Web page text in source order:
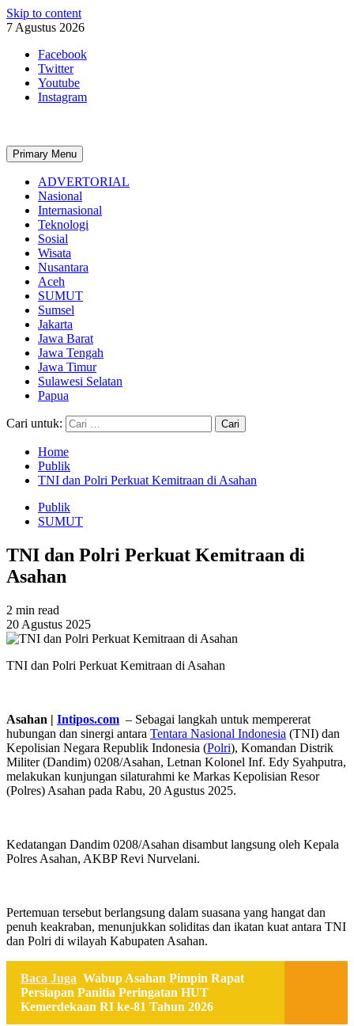
Skip to content
7 Agustus 2026
Facebook
Twitter
Youtube
Instagram
Primary Menu
ADVERTORIAL
Nasional
Internasional
Teknologi
Sosial
Wisata
Nusantara
Aceh
SUMUT
Sumsel
Jakarta
Jawa Barat
Jawa Tengah
Jawa Timur
Sulawesi Selatan
Papua
Cari untuk:
Home
Publik
TNI dan Polri Perkuat Kemitraan di Asahan
Publik
SUMUT
TNI dan Polri Perkuat Kemitraan di
Asahan
2 min read
20 Agustus 2025
TNI dan Polri Perkuat Kemitraan di Asahan
Asahan | Intipos.com – Sebagai langkah untuk mempererat
hubungan dan sinergi antara Tentara Nasional Indonesia (TNI) dan
Kepolisian Negara Republik Indonesia (Polri), Komandan Distrik
Militer (Dandim) 0208/Asahan, Letnan Kolonel Inf. Edy Syahputra,
melakukan kunjungan silaturahmi ke Markas Kepolisian Resor
(Polres) Asahan pada Rabu, 20 Agustus 2025.
Kedatangan Dandim 0208/Asahan disambut langsung oleh Kepala
Polres Asahan, AKBP Revi Nurvelani.
Pertemuan tersebut berlangsung dalam suasana yang hangat dan
penuh keakraban, menunjukkan soliditas dan ikatan kuat antara TNI
dan Polri di wilayah Kabupaten Asahan.
Baca Juga Wabup Asahan Pimpin Rapat
Persiapan Panitia Peringatan HUT
Kemerdekaan RI ke-81 Tahun 2026